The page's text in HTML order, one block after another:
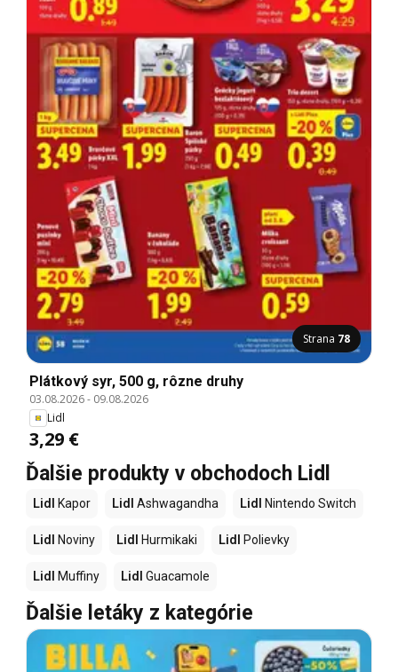
Strana 78
Plátkový syr, 500 g, rôzne druhy
03.08.2026- 09.08.2026
Lidl
3,29 €
Ďalšie produkty v obchodoch Lidl
Lidl Kapor Lidl Ashwagandha Lidl Nintendo Switch
Lidl Noviny Lidl Hurmikaki Lidl Polievky
Lidl Muffiny Lidl Guacamole
Ďalšie letáky z kategórie